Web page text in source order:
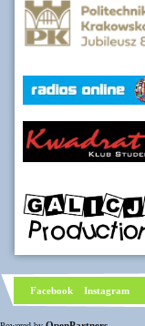
Facebook Instagram